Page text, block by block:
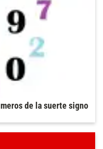
de la suerte signo